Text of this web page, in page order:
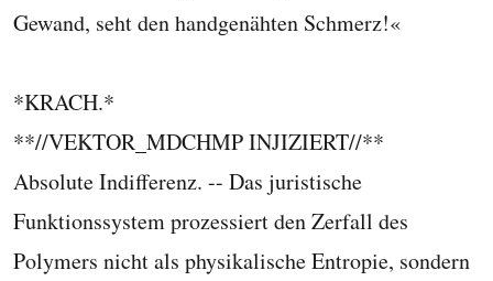
Gewand, seht den handgenähten Schmerz!«
*KRACH.*
**//VEKTOR_MDCHMP INJIZIERT//**
Absolute Indifferenz. -- Das juristische
Funktionssystem prozessiert den Zerfall des
Polymers nicht als physikalische Entropie, sondern